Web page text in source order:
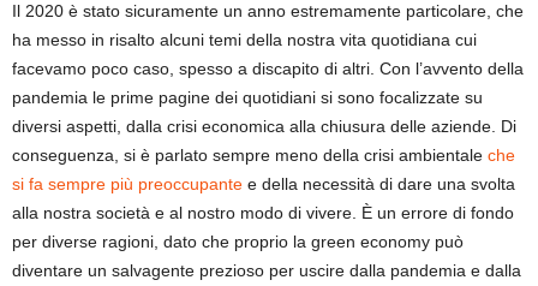
Il 2020 è stato sicuramente un anno estremamente particolare, che
ha messo in risalto alcuni temi della nostra vita quotidiana cui
facevamo poco caso, spesso a discapito di altri. Con l’avvento della
pandemia le prime pagine dei quotidiani si sono focalizzate su
diversi aspetti, dalla crisi economica alla chiusura delle aziende. Di
conseguenza, si è parlato sempre meno della crisi ambientale che
si fa sempre più preoccupante e della necessità di dare una svolta
alla nostra società e al nostro modo di vivere. È un errore di fondo
per diverse ragioni, dato che proprio la green economy può
diventare un salvagente prezioso per uscire dalla pandemia e dalla